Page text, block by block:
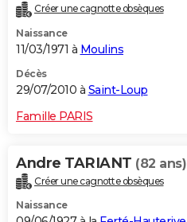
Créer une cagnotte obsèques
Naissance
11/03/1971 à Moulins
Décès
29/07/2010 à Saint-Loup
Famille PARIS
Andre TARIANT (82 ans)
Créer une cagnotte obsèques
Naissance